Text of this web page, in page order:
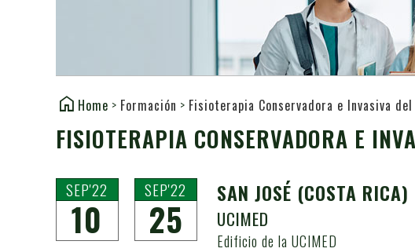
Home > Formación > Fisioterapia Conservadora e Invasiva
FISIOTERAPIA CONSERVADORA E
SEP'22
10
SEP'22
25
SAN JOSÉ (COSTA RICA)
UCIMED
Edificio de la UCIMED